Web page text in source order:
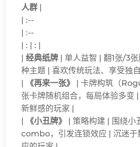
人群 |
| :--
| :--
| : | : |
| 经典纸牌 | 单人益智 | 翻1张/3
种主题 | 喜欢传统玩法、享受独
|
《再来一张》
| 卡牌构筑（
张卡牌随机组合，每局体验多变
新鲜感的玩家 |
|
《小丑牌》
| 策略构建 | 围绕小
combo，引发连锁效应 | 沉迷于